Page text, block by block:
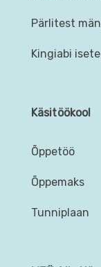
Pärlitest
Kingiabi
Käsitöökool
Õppetöö
Õppemaks
Tunniplaan